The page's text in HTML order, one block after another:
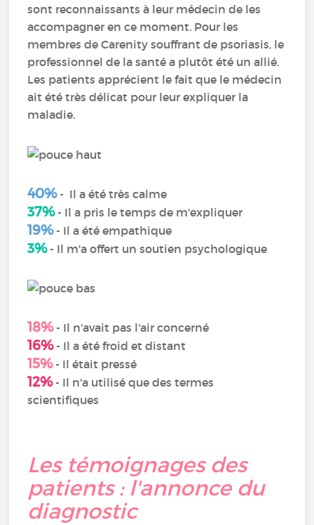
sont reconnaissants à leur médecin de les
accompagner en ce moment. Pour les
membres de Carenity souffrant de psoriasis, le
professionnel de la santé a plutôt été un allié.
Les patients apprécient le fait que le médecin
ait été très délicat pour leur expliquer la
maladie.
40%- Il a été très calme
37%- Il a pris le temps de m'expliquer
19%- Il a été empathique
3%- Il m'a offert un soutien psychologique
18%- Il n'avait pas l'air concerné
16%- Il a été froid et distant
15%- Il était pressé
12%- Il n'a utilisé que des termes
scientifiques
Les témoignages des
patients : l'annonce du
diagnostic